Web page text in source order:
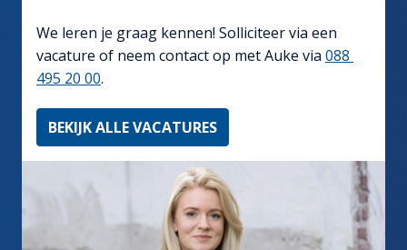
We leren je graag kennen! Solliciteer via een
vacature of neem contact op met Auke via 088
495 20 00.
BEKIJK ALLE VACATURES